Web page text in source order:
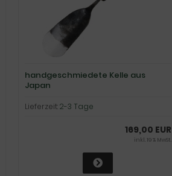
handgeschmiedete Kelle aus
Japan
Lieferzeit:2-3 Tage
169,00 EUR
inkl. 19 % MwSt.